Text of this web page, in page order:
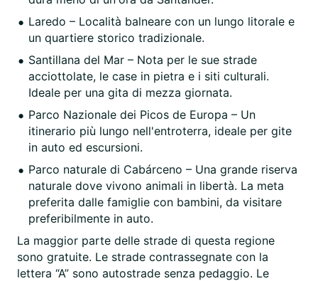
Laredo – Località balneare con un lungo litorale e
un quartiere storico tradizionale.
Santillana del Mar – Nota per le sue strade
acciottolate, le case in pietra e i siti culturali.
Ideale per una gita di mezza giornata.
Parco Nazionale dei Picos de Europa – Un
itinerario più lungo nell'entroterra, ideale per gite
in auto ed escursioni.
Parco naturale di Cabárceno – Una grande riserva
naturale dove vivono animali in libertà. La meta
preferita dalle famiglie con bambini, da visitare
preferibilmente in auto.
La maggior parte delle strade di questa regione
sono gratuite. Le strade contrassegnate con la
lettera “A” sono autostrade senza pedaggio. Le